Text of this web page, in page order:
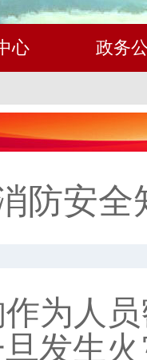
心 政务
防安全
为人
发生